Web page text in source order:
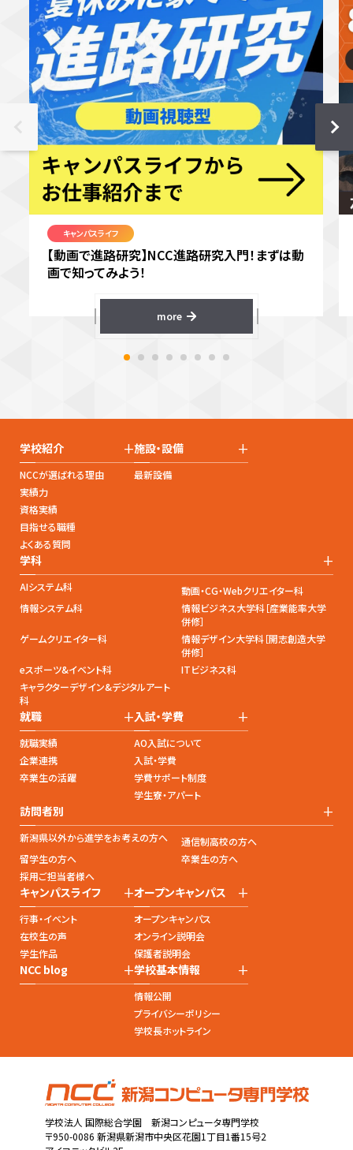
キャンパスライフ
【動画で進路研究】NCC進路研究入門！まずは動
画で知ってみよう！
more
学校紹介 +
NCCが選ばれる理由
実績力
資格実績
目指せる職種
よくある質問
施設・設備 +
最新設備
学科 +
AIシステム科
動画・CG・Webクリエイター科
情報システム科
情報ビジネス大学科［産業能率大学
併修］
ゲームクリエイター科
情報デザイン大学科［開志創造大学
併修］
eスポーツ&イベント科
ITビジネス科
キャラクターデザイン&デジタルアート
科
就職 +
就職実績
企業連携
卒業生の活躍
入試・学費 +
AO入試について
入試・学費
学費サポート制度
学生寮・アパート
訪問者別 +
新潟県以外から進学をお考えの方へ
通信制高校の方へ
留学生の方へ
卒業生の方へ
採用ご担当者様へ
キャンパスライフ +
行事・イベント
在校生の声
学生作品
オープンキャンパス +
オープンキャンパス
オンライン説明会
保護者説明会
NCC blog +学校基本情報 +
情報公開
プライバシーポリシー
学校長ホットライン
学校法人 国際総合学園 新潟コンピュータ専門学校
〒950-0086 新潟県新潟市中央区花園1丁目1番15号2